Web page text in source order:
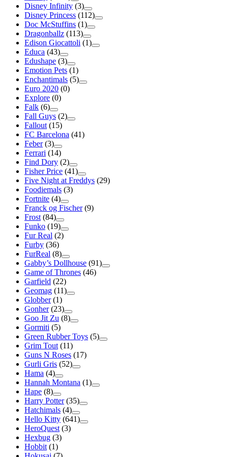
Disney Infinity (3)
Disney Princess (112)
Doc McStuffins (1)
Dragonballz (113)
Edison Giocattoli (1)
Educa (43)
Edushape (3)
Emotion Pets (1)
Enchantimals (5)
Euro 2020 (0)
Explore (0)
Falk (6)
Fall Guys (2)
Fallout (15)
FC Barcelona (41)
Feber (3)
Ferrari (14)
Find Dory (2)
Fisher Price (41)
Five Night at Freddys (29)
Foodiemals (3)
Fortnite (4)
Franck og Fischer (9)
Frost (84)
Funko (19)
Fur Real (2)
Furby (36)
FurReal (8)
Gabby’s Dollhouse (91)
Game of Thrones (46)
Garfield (22)
Geomag (11)
Globber (1)
Gonher (23)
Goo Jit Zu (8)
Gormiti (5)
Green Rubber Toys (5)
Grim Tout (11)
Guns N Roses (17)
Gurli Gris (52)
Hama (4)
Hannah Montana (1)
Hape (8)
Harry Potter (35)
Hatchimals (4)
Hello Kitty (641)
HeroQuest (3)
Hexbug (3)
Hobbit (1)